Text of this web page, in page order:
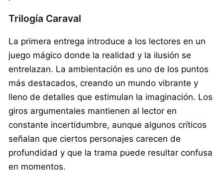
Trilogía Caraval
La primera entrega introduce a los lectores en un
juego mágico donde la realidad y la ilusión se
entrelazan. La ambientación es uno de los puntos
más destacados, creando un mundo vibrante y
lleno de detalles que estimulan la imaginación. Los
giros argumentales mantienen al lector en
constante incertidumbre, aunque algunos críticos
señalan que ciertos personajes carecen de
profundidad y que la trama puede resultar confusa
en momentos.